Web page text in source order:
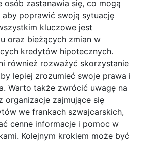
zastanawia się, co mogą
poprawić swoją sytuację
kluczowe jest
oraz bieżących zmian w
kredytów hipotecznych.
również rozważyć skorzystanie
lepiej zrozumieć swoje prawa i
Warto także zwrócić uwagę na
organizacje zajmujące się
we frankach szwajcarskich,
cenne informacje i pomoc w
Kolejnym krokiem może być